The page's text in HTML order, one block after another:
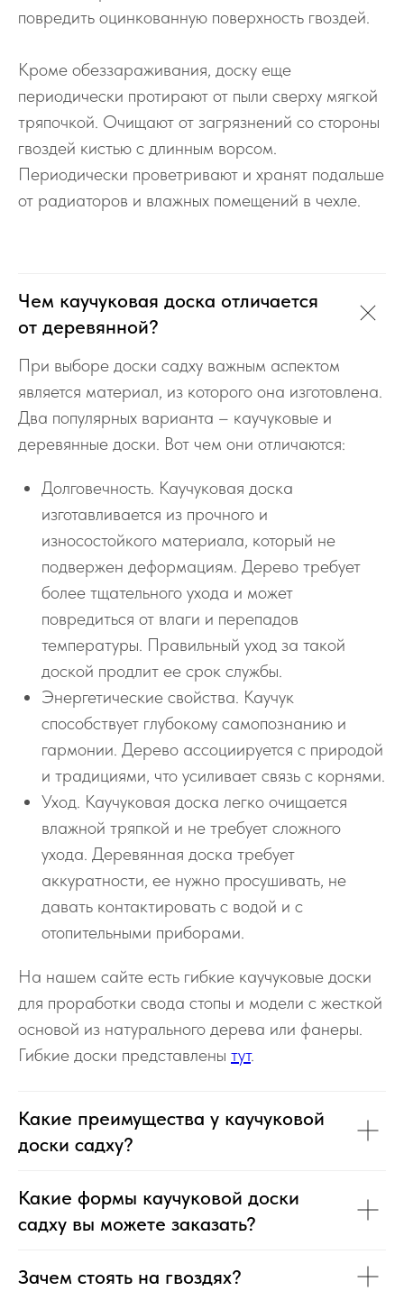
повредить оцинкованную поверхность гвоздей.
Кроме обеззараживания, доску еще
периодически протирают от пыли сверху мягкой
тряпочкой. Очищают от загрязнений со стороны
гвоздей кистью с длинным ворсом.
Периодически проветривают и хранят подальше
от радиаторов и влажных помещений в чехле.
Чем каучуковая доска отличается
от деревянной?
При выборе доски садху важным аспектом
является материал, из которого она изготовлена.
Два популярных варианта – каучуковые и
деревянные доски. Вот чем они отличаются:
Долговечность. Каучуковая доска
изготавливается из прочного и
износостойкого материала, который не
подвержен деформациям. Дерево требует
более тщательного ухода и может
повредиться от влаги и перепадов
температуры. Правильный уход за такой
доской продлит ее срок службы.
Энергетические свойства. Каучук
способствует глубокому самопознанию и
гармонии. Дерево ассоциируется с природой
и традициями, что усиливает связь с корнями.
Уход. Каучуковая доска легко очищается
влажной тряпкой и не требует сложного
ухода. Деревянная доска требует
аккуратности, ее нужно просушивать, не
давать контактировать с водой и с
отопительными приборами.
На нашем сайте есть гибкие каучуковые доски
для проработки свода стопы и модели с жесткой
основой из натурального дерева или фанеры.
Гибкие доски представлены тут.
Какие преимущества у каучуковой
доски садху?
Какие формы каучуковой доски
садху вы можете заказать?
Зачем стоять на гвоздях?